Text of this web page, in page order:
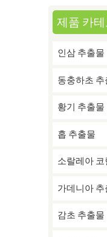
제품 카테
인삼 추출물
동충하초 추
황기 추출물
홉 추출물
소랄레아
가데니아 추
감초 추출물